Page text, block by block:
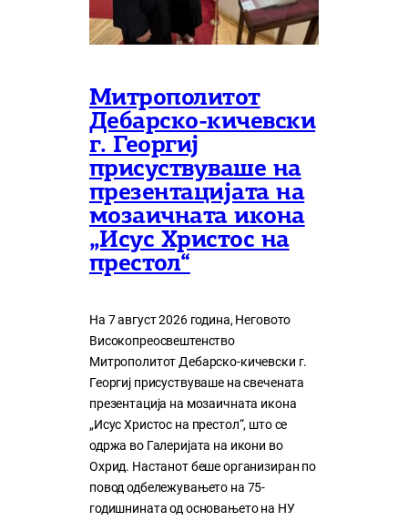
Митрополитот
Дебарско-кичевски
г. Георгиј
присуствуваше на
презентацијата на
мозаичната икона
„Исус Христос на
престол“
На 7 август 2026 година, Неговото
Високопреосвештенство
Митрополитот Дебарско-кичевски г.
Георгиј присуствуваше на свечената
презентација на мозаичната икона
„Исус Христос на престол“, што се
одржа во Галеријата на икони во
Охрид. Настанот беше организиран по
повод одбележувањето на 75-
годишнината од основањето на НУ